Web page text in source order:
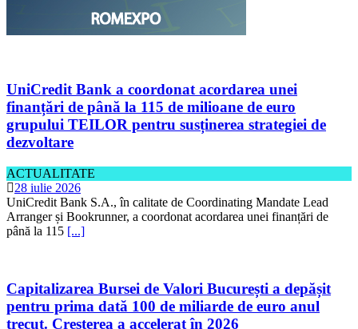
UniCredit Bank a coordonat acordarea unei
finanțări de până la 115 de milioane de euro
grupului TEILOR pentru susținerea strategiei de
dezvoltare
ACTUALITATE
28 iulie 2026
UniCredit Bank S.A., în calitate de Coordinating Mandate Lead
Arranger și Bookrunner, a coordonat acordarea unei finanțări de
până la 115 [...]
Capitalizarea Bursei de Valori București a depășit
pentru prima dată 100 de miliarde de euro anul
trecut. Creșterea a accelerat în 2026